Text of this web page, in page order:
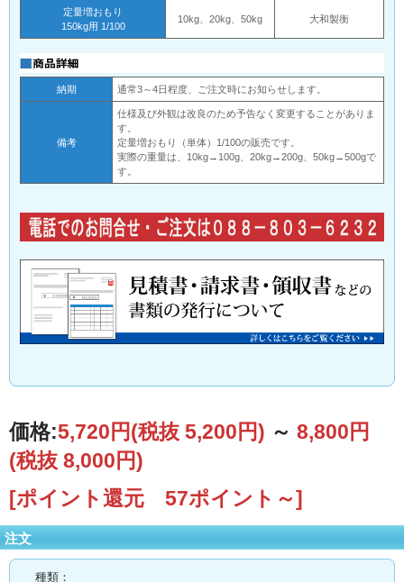
定量増おもり
150kg用 1/100
10kg、20kg、50kg 大和製衡
納期 通常3～4日程度、ご注文時にお知らせします。
備考
仕様及び外観は改良のため予告なく変更することがありま
す。
定量増おもり（単体）1/100の販売です。
実際の重量は、10kg→100g、20kg→200g、50kg→500gで
す。
価格:5,720円(税抜 5,200円) ～ 8,800円
(税抜 8,000円)
[ポイント還元 57ポイント～]
注文
種類：